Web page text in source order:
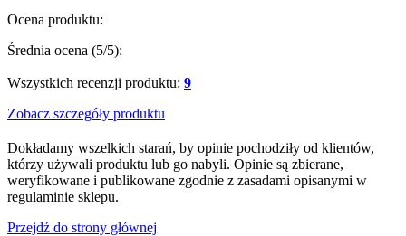
Ocena produktu:
Średnia ocena (5/5):
Wszystkich recenzji produktu: 9
Zobacz szczegóły produktu
Dokładamy wszelkich starań, by opinie pochodziły od klientów,
którzy używali produktu lub go nabyli. Opinie są zbierane,
weryfikowane i publikowane zgodnie z zasadami opisanymi w
regulaminie sklepu.
Przejdź do strony głównej